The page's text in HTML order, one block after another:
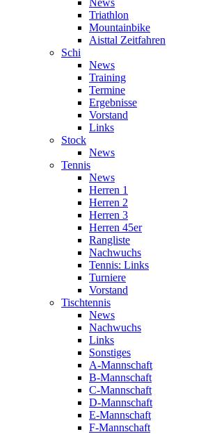
Triathlon
Mountainbike
Aisttal Zeitfahren
Schi
News
Training
Termine
Ergebnisse
Vorstand
Links
Stock
News
Tennis
News
Herren 1
Herren 2
Herren 3
Herren 45er
Rangliste
Nachwuchs
Tennis: Links
Turniere
Vorstand
Tischtennis
News
Nachwuchs
Links
Sonstiges
A-Mannschaft
B-Mannschaft
C-Mannschaft
D-Mannschaft
E-Mannschaft
F-Mannschaft